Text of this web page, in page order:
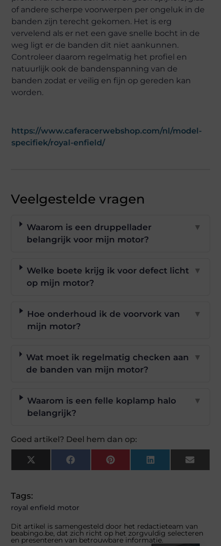
of andere scherpe voorwerpen per ongeluk in de
banden zijn terecht gekomen. Het is erg
vervelend als er net een gave snelle bocht in de
weg ligt er de banden dit niet aankunnen.
Controleer daarom regelmatig het profiel en
natuurlijk ook de bandenspanning van de
banden zodat er veilig en fijn op gereden kan
worden.
https://www.caferacerwebshop.com/nl/model-
specifiek/royal-enfield/
Veelgestelde vragen
Waarom is een druppellader
belangrijk voor mijn motor?
▼
Welke boete krijg ik voor defect licht
op mijn motor?
▼
Hoe onderhoud ik de voorvork van
mijn motor?
▼
Wat moet ik regelmatig checken aan
de banden van mijn motor?
▼
Waarom is een felle koplamp halo
belangrijk?
▼
Goed artikel? Deel hem dan op:
X
(Twitter)
FacebookPinterestLinkedInEmail
Tags:
royal enfield motor
Dit artikel is samengesteld door het redactieteam van
beabingo.be, dat zich richt op het zorgvuldig selecteren
en presenteren van betrouwbare informatie.